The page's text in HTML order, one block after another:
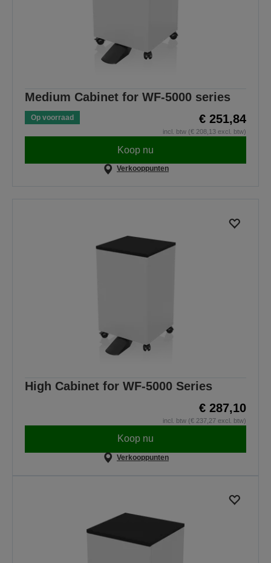
Medium Cabinet for WF-5000 series
Op voorraad € 251,84
incl. btw (€ 208,13 excl. btw)
Koop nu
Verkooppunten
High Cabinet for WF-5000 Series
€ 287,10
incl. btw (€ 237,27 excl. btw)
Koop nu
Verkooppunten